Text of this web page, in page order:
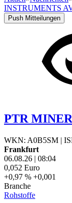
INSTRUMENTS
Push Mitteilungen
PTR
WKN: A0B5SM |
Frankfurt
06.08.26 | 08:04
0,052 Euro
+0,97 % +0,001
Branche
Rohstoffe